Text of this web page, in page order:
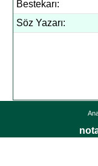
Bestekarı:
Söz Yazarı: